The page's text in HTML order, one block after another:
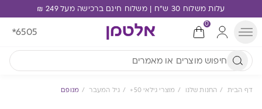
עלות משלוח 30 ש"ח | משלוח חינם ברכישה מעל 249 ₪
0
*6505
דף הבית החנות שלנו מוצרי גילאי 50+ גיל המעבר מנופם